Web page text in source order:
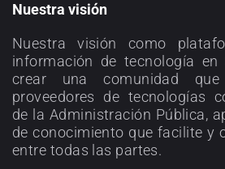
Nuestra visión
Nuestra visión como
información de tecnología en
crear una comunidad
proveedores de tecnologías
de la Administración Pública,
de conocimiento que facilite y
entre todas las partes.